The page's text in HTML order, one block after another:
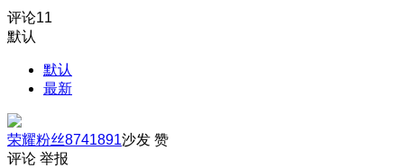
评论11
默认
默认
最新
荣耀粉丝8741891沙发 赞
评论 举报